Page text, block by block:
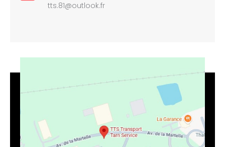
tts.81@outlook.fr